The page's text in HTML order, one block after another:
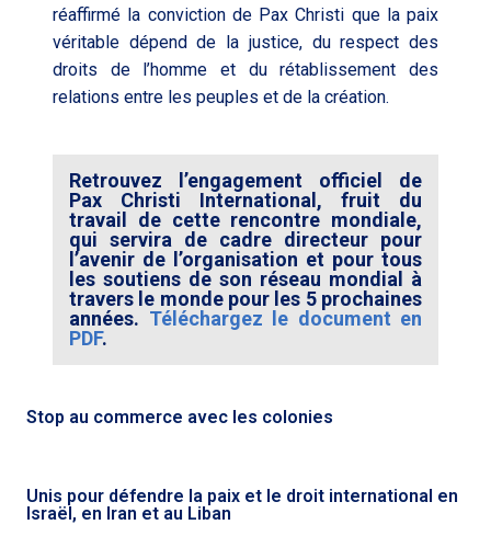
réaffirmé la conviction de Pax Christi que la paix
véritable dépend de la justice, du respect des
droits de l’homme et du rétablissement des
relations entre les peuples et de la création.
Retrouvez l’engagement officiel de
Pax Christi International, fruit du
travail de cette rencontre mondiale,
qui servira de cadre directeur pour
l’avenir de l’organisation et pour tous
les soutiens de son réseau mondial à
travers le monde pour les 5 prochaines
années. Téléchargez le document en
PDF.
Stop au commerce avec les colonies
Unis pour défendre la paix et le droit international en
Israël, en Iran et au Liban